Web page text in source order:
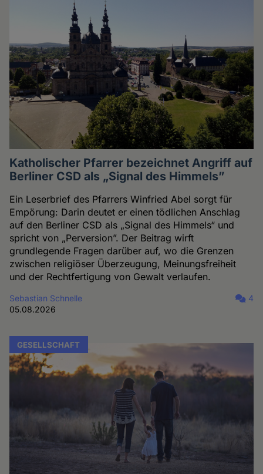
Katholischer Pfarrer bezeichnet Angriff auf
Berliner CSD als „Signal des Himmels”
Ein Leserbrief des Pfarrers Winfried Abel sorgt für
Empörung: Darin deutet er einen tödlichen Anschlag
auf den Berliner CSD als „Signal des Himmels“ und
spricht von „Perversion”. Der Beitrag wirft
grundlegende Fragen darüber auf, wo die Grenzen
zwischen religiöser Überzeugung, Meinungsfreiheit
und der Rechtfertigung von Gewalt verlaufen.
Sebastian Schnelle
05.08.2026
4
GESELLSCHAFT